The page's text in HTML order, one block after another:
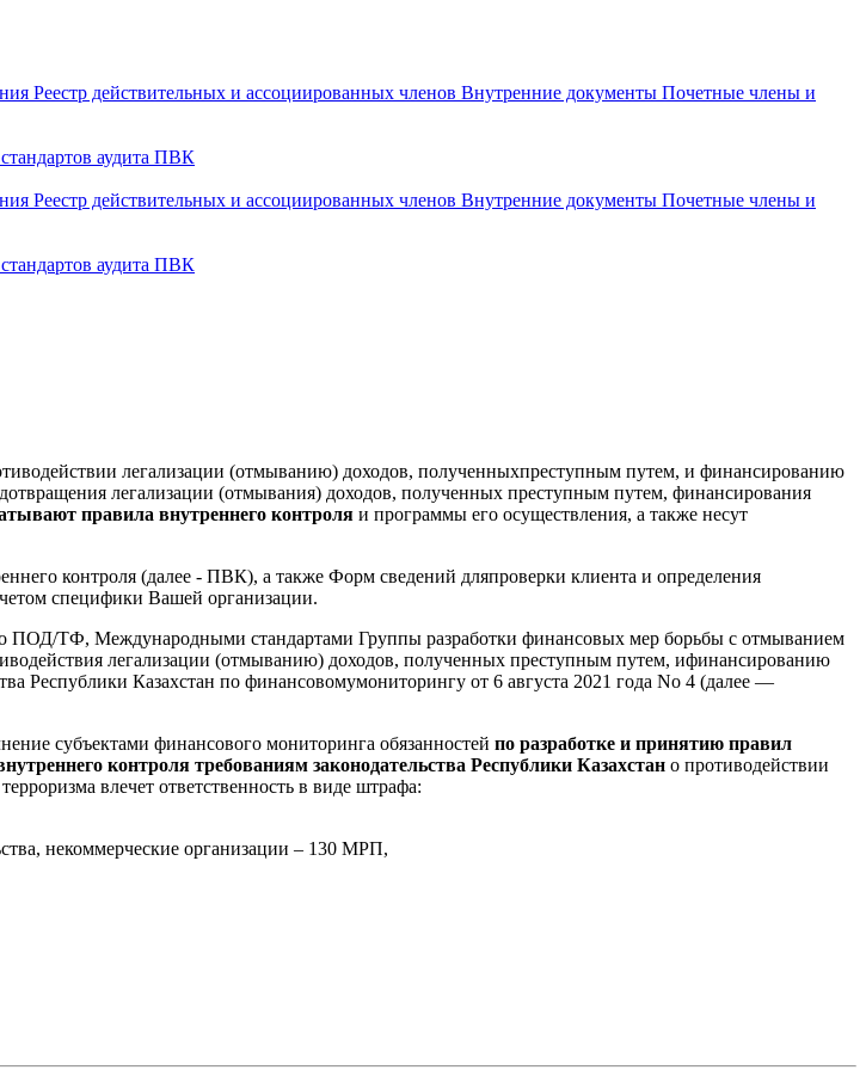
Реестр действительных и ассоциированных членов Внутренние документы Почетные члены и
аудита ПВК
Реестр действительных и ассоциированных членов Внутренние документы Почетные члены и
аудита ПВК
легализации (отмыванию) доходов, полученныхпреступным путем, и финансированию
легализации (отмывания) доходов, полученных преступным путем, финансирования
правила внутреннего контроля и программы его осуществления, а также несут
контроля (далее - ПВК), а также Форм сведений дляпроверки клиента и определения
специфики Вашей организации.
ПОД/ТФ, Международными стандартами Группы разработки финансовых мер борьбы с отмыванием
легализации (отмыванию) доходов, полученных преступным путем, ифинансированию
Республики Казахстан по финансовомумониторингу от 6 августа 2021 года No 4 (далее —
субъектами финансового мониторинга обязанностей по разработке и принятию правил
контроля требованиям законодательства Республики Казахстан о противодействии
влечет ответственность в виде штрафа:
некоммерческие организации – 130 МРП,